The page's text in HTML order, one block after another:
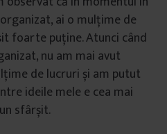
ai o mulțime de
foarte puține. Atunci când
nu am mai avut
de lucruri și am putut
ideile mele e cea mai
sfârșit.